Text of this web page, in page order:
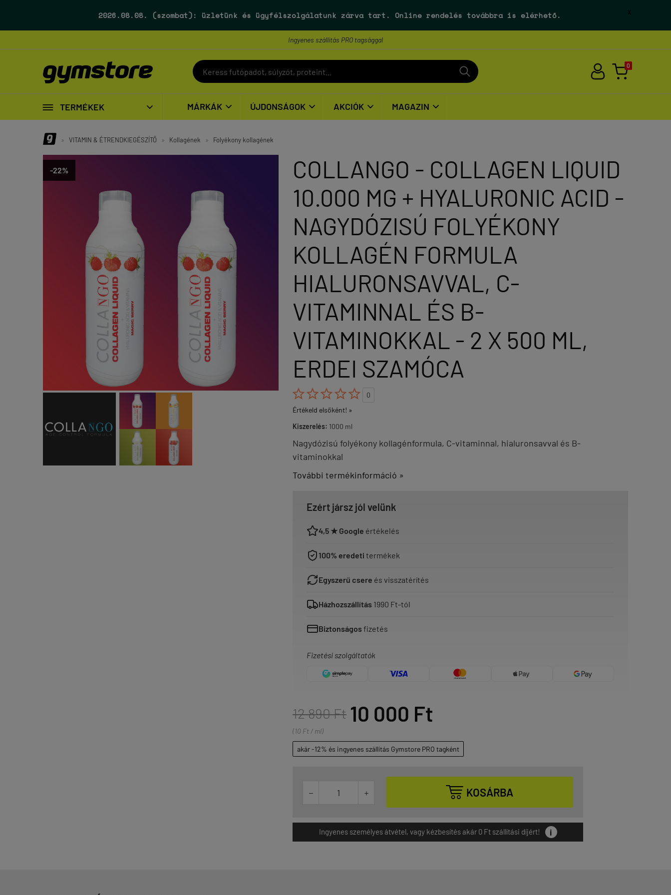
2026.08.08. (szombat): üzletünk és ügyfélszolgálatunk zárva tart. Online rendelés továbbra is elérhető. X
Ingyenes szállítás PRO tagsággal
0
 TERMÉKEK  MÁRKÁK  ÚJDONSÁGOK  AKCIÓK  MAGAZIN 
» VITAMIN & ÉTRENDKIEGÉSZÍTŐ » Kollagének » Folyékony kollagének
-22%
COLLANGO - COLLAGEN LIQUID
10.000 MG + HYALURONIC ACID -
NAGYDÓZISÚ FOLYÉKONY
KOLLAGÉN FORMULA
HIALURONSAVVAL, C-
VITAMINNAL ÉS B-
VITAMINOKKAL - 2 X 500 ML,
ERDEI SZAMÓCA

0
Értékeld elsőként! »
Kiszerelés: 1000 ml
Nagydózisú folyékony kollagénformula, C-vitaminnal, hialuronsavval és B-
vitaminokkal
További termékinformáció »
Ezért jársz jól velünk
4,5 ★ Google értékelés
100% eredeti termékek
Egyszerű csere és visszatérítés
Házhozszállítás 1990 Ft-tól
Biztonságosfizetés
Fizetési szolgáltatók
12 890 Ft 10 000 Ft
(10 Ft / ml)
akár -12% és ingyenes szállítás Gymstore PRO tagként
   KOSÁRBA
Ingyenes személyes átvétel, vagy kézbesítés akár 0 Ft szállítási díjért! i